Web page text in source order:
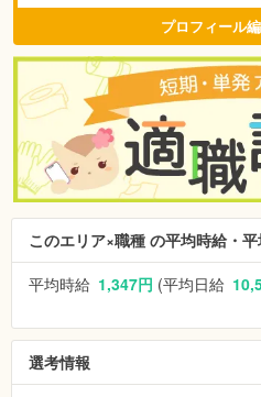
プロフィール
このエリア×職種 の平均時給・
平均時給 1,347円 (平均日給
選考情報